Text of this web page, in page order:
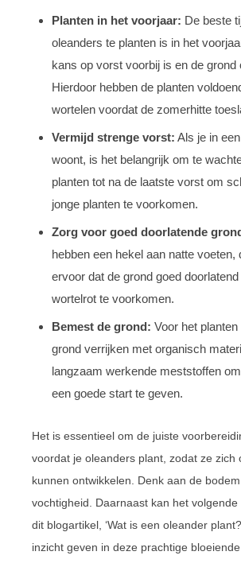
Planten in het voorjaar: De beste
oleanders te planten is in het
kans op vorst voorbij is en de grond
Hierdoor hebben de planten
wortelen voordat de zomerhitte
Vermijd strenge vorst: Als je in
woont, is het belangrijk om te
planten tot na de laatste vorst om
jonge planten te voorkomen.
Zorg voor goed doorlatende
hebben een hekel aan natte voeten,
ervoor dat de grond goed
wortelrot te voorkomen.
Bemest de grond: Voor het
grond verrijken met organisch
langzaam werkende meststoffen
een goede start te geven.
Het is essentieel om de juiste
voordat je oleanders plant, zodat ze zich
kunnen ontwikkelen. Denk aan de
vochtigheid. Daarnaast kan het volgende
dit blogartikel, ‘Wat is een oleander
inzicht geven in deze prachtige bloeiende